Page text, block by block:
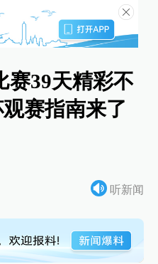
赛39天精彩不
赛指南来了
听新闻